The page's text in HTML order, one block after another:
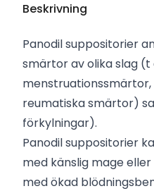
Beskrivning
Panodil suppositorier
smärtor av olika slag (t
reumatiska smärtor)
förkylningar).
Panodil suppositorier
med känslig mage
med ökad